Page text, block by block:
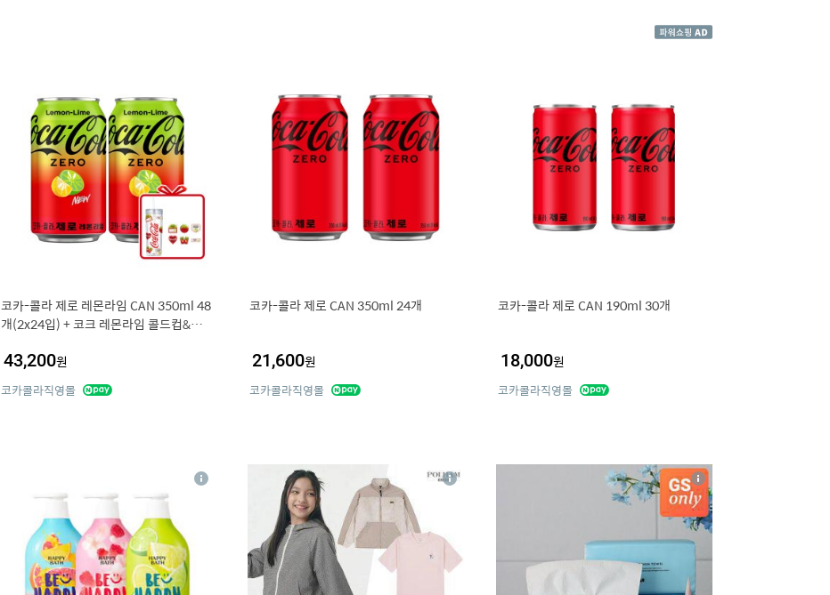
코카-콜라 제로 레몬라임 CAN 350ml 48
개(2x24입) + 코크 레몬라임 콜드컵&스티
43,200원
코카콜라직영몰
코카-콜라 제로 CAN 350ml 24개
21,600원
코카콜라직영몰
코카-콜라 제로 CAN 190ml 30개
18,000원
코카콜라직영몰
상 상
12
상
세